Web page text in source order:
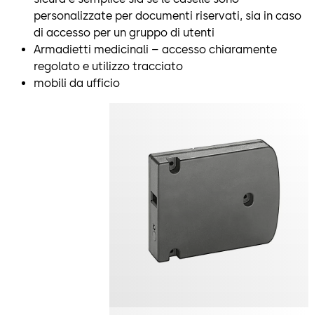
personalizzate per documenti riservati, sia in caso
di accesso per un gruppo di utenti
Armadietti medicinali – accesso chiaramente
regolato e utilizzo tracciato
mobili da ufficio